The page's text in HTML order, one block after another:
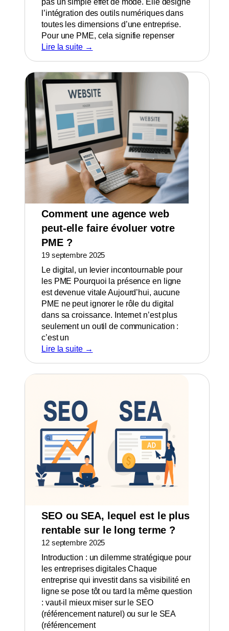
l’intégration des outils numériques dans
toutes les dimensions d’une entreprise.
Pour une PME, cela signifie repenser
Lire la suite →
Comment une agence web
peut-elle faire évoluer votre
PME ?
19 septembre 2025
Le digital, un levier incontournable pour
les PME Pourquoi la présence en ligne
est devenue vitale Aujourd’hui, aucune
PME ne peut ignorer le rôle du digital
dans sa croissance. Internet n’est plus
seulement un outil de communication :
c’est un
Lire la suite →
SEO ou SEA, lequel est le plus
rentable sur le long terme ?
12 septembre 2025
Introduction : un dilemme stratégique pour
les entreprises digitales Chaque
entreprise qui investit dans sa visibilité en
ligne se pose tôt ou tard la même question
: vaut-il mieux miser sur le SEO
(référencement naturel) ou sur le SEA
(référencement